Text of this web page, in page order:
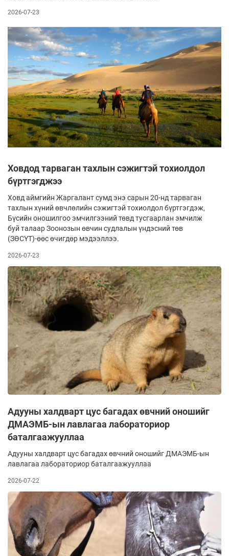
2026-07-23
Ховдод тарваган тахлын сэжигтэй тохиолдол
бүртгэгджээ
Ховд аймгийн Жаргалант сумд энэ сарын 20-нд тарваган
тахлын хүний өвчлөлийн сэжигтэй тохиолдол бүртгэгдэж,
Бүсийн оношилгоо эмчилгээний төвд тусгаарлан эмчилж
буй талаар Зоонозын өвчин судлалын үндэсний төв
(ЗӨСҮТ)-өөс өчигдөр мэдээллээ.
2026-07-23
Адууны халдварт цус багадах өвчний оношийг
ДМАЭМБ-ын лавлагаа лабораториор
баталгаажууллаа
Адууны халдварт цус багадах өвчний оношийг ДМАЭМБ-ын
лавлагаа лабораториор баталгаажууллаа
2026-07-22